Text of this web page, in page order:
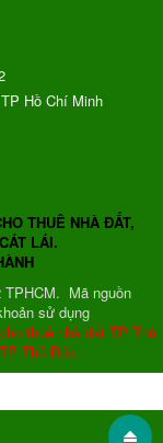
Hồ Chí Minh
THUÊ NHÀ ĐẤT,
LÁI.
TPHCM. Mã nguồn
sử dụng
thuê nhà đất TP Thủ
Thủ Đức.